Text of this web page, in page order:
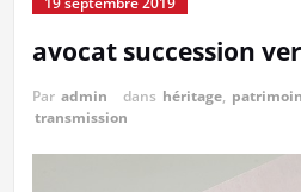
avocat succession
Par admin dans héritage,
transmission